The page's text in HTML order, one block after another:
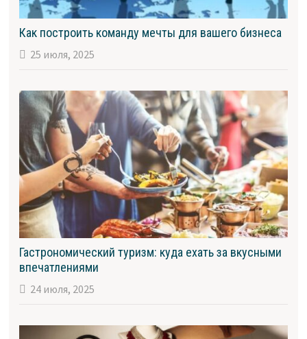
Как построить команду мечты для вашего бизнеса
25 июля, 2025
Гастрономический туризм: куда ехать за вкусными
впечатлениями
24 июля, 2025